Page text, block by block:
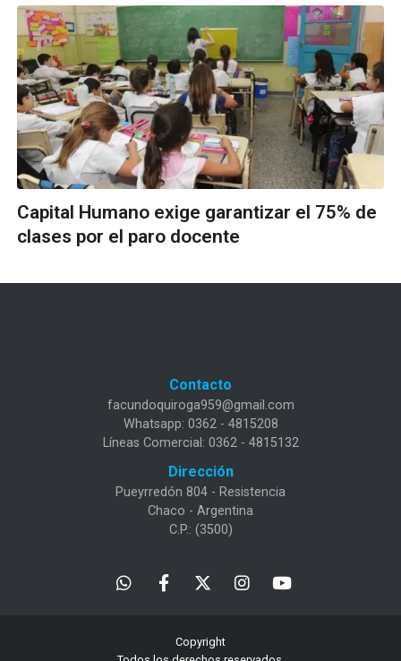
Capital Humano exige garantizar el 75% de
clases por el paro docente
Contacto
facundoquiroga959@gmail.com
Whatsapp: 0362 - 4815208
Líneas Comercial: 0362 - 4815132
Dirección
Pueyrredón 804 - Resistencia
Chaco - Argentina
C.P.: (3500)
Copyright